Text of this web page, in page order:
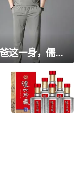
百元出头买一套！父亲节送爸爸这一身，儒雅有型还凉爽